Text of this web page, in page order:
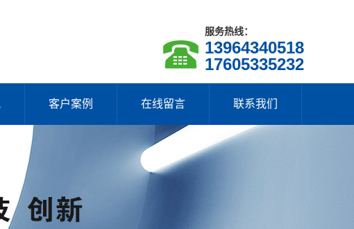
服务热线：
13964340518
17605335232
客户案例 在线留言 联系我们